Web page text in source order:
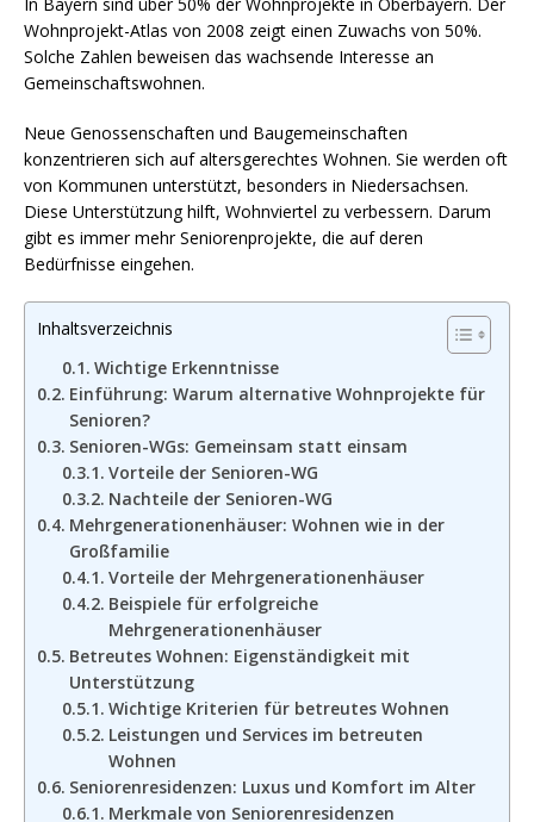
Wohnprojekt-Atlas von 2008 zeigt einen Zuwachs von 50%.
Solche Zahlen beweisen das wachsende Interesse an
Gemeinschaftswohnen.
Neue Genossenschaften und Baugemeinschaften
konzentrieren sich auf altersgerechtes Wohnen. Sie werden oft
von Kommunen unterstützt, besonders in Niedersachsen.
Diese Unterstützung hilft, Wohnviertel zu verbessern. Darum
gibt es immer mehr Seniorenprojekte, die auf deren
Bedürfnisse eingehen.
Inhaltsverzeichnis
Wichtige Erkenntnisse
Einführung: Warum alternative Wohnprojekte für
Senioren?
Senioren-WGs: Gemeinsam statt einsam
Vorteile der Senioren-WG
Nachteile der Senioren-WG
Mehrgenerationenhäuser: Wohnen wie in der
Großfamilie
Vorteile der Mehrgenerationenhäuser
Beispiele für erfolgreiche
Mehrgenerationenhäuser
Betreutes Wohnen: Eigenständigkeit mit
Unterstützung
Wichtige Kriterien für betreutes Wohnen
Leistungen und Services im betreuten
Wohnen
Seniorenresidenzen: Luxus und Komfort im Alter
Merkmale von Seniorenresidenzen